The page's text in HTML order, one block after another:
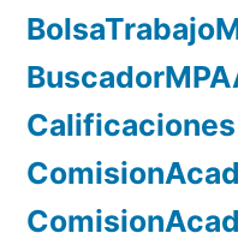
Calificaciones